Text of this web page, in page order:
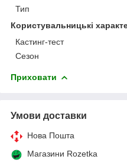
Тип
Користувальницькі
Кастинг-тест
Сезон
Приховати
Умови доставки
Нова Пошта
Магазини Rozetka